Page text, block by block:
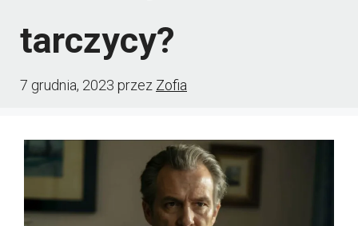
tarczycy?
7 grudnia, 2023 przez Zofia